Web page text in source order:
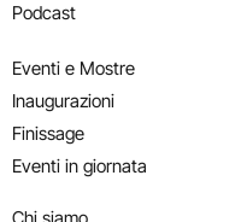
Podcast
Eventi e Mostre
Inaugurazioni
Finissage
Eventi in giornata